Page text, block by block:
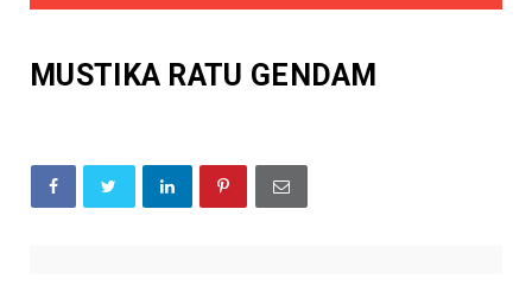
MUSTIKA RATU GENDAM